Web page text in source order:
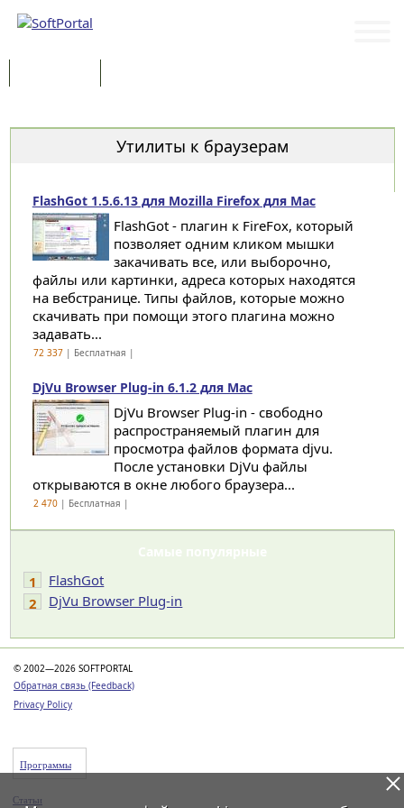
Утилиты к браузерам
FlashGot 1.5.6.13 для Mozilla Firefox для Mac
FlashGot - плагин к FireFox, который
позволяет одним кликом мышки
закачивать все, или выборочно,
файлы или картинки, адреса которых находятся
на вебстранице. Типы файлов, которые можно
скачивать при помощи этого плагина можно
задавать...
72 337| Бесплатная |
DjVu Browser Plug-in 6.1.2 для Mac
DjVu Browser Plug-in - свободно
распространяемый плагин для
просмотра файлов формата djvu.
После установки DjVu файлы
открываются в окне любого браузера...
2 470| Бесплатная |
Самые популярные
1
FlashGot
2
DjVu Browser Plug-in
© 2002—2026 SOFTPORTAL
Обратная связь (Feedback)
Privacy Policy
Программы
Статьи